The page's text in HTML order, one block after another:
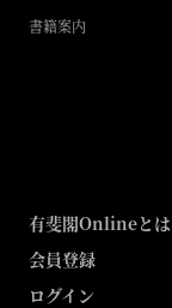
書籍案内
有斐閣Onlineとは
会員登録
ログイン